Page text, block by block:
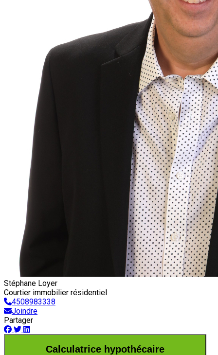
Stéphane Loyer
Courtier immobilier résidentiel
4508983338
Joindre
Partager
Calculatrice hypothécaire